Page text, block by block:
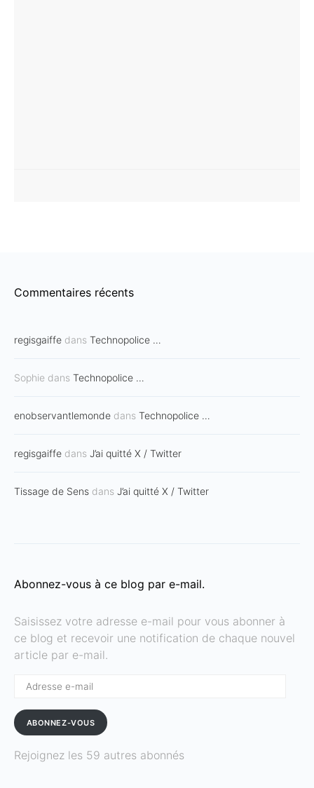
Commentaires récents
regisgaiffe dans Technopolice …
Sophie dans Technopolice …
enobservantlemonde dans Technopolice …
regisgaiffe dans J’ai quitté X / Twitter
Tissage de Sens dans J’ai quitté X / Twitter
Abonnez-vous à ce blog par e-mail.
Saisissez votre adresse e-mail pour vous abonner à
ce blog et recevoir une notification de chaque nouvel
article par e-mail.
Adresse
mail
ABONNEZ-VOUS
Rejoignez les 59 autres abonnés